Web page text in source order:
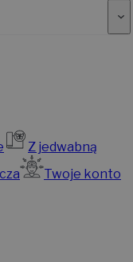
Z jedwabną
Twoje konto